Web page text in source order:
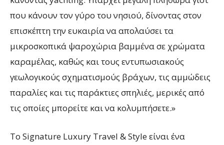
που κάνουν τον γύρο του νησιού, δίνοντας στον
επισκέπτη την ευκαιρία να απολαύσει τα
μικροσκοπικά ψαροχώρια βαμμένα σε χρώματα
καραμέλας, καθώς και τους εντυπωσιακούς
γεωλογικούς σχηματισμούς βράχων, τις αμμώδεις
παραλίες και τις παράκτιες σπηλιές, μερικές από
τις οποίες μπορείτε και να κολυμπήσετε.»
Το Signature Luxury Travel & Style είναι ένα